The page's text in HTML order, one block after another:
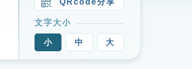
文字大小
小 中 大